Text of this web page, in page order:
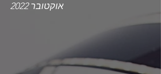
אוקטובר 2022